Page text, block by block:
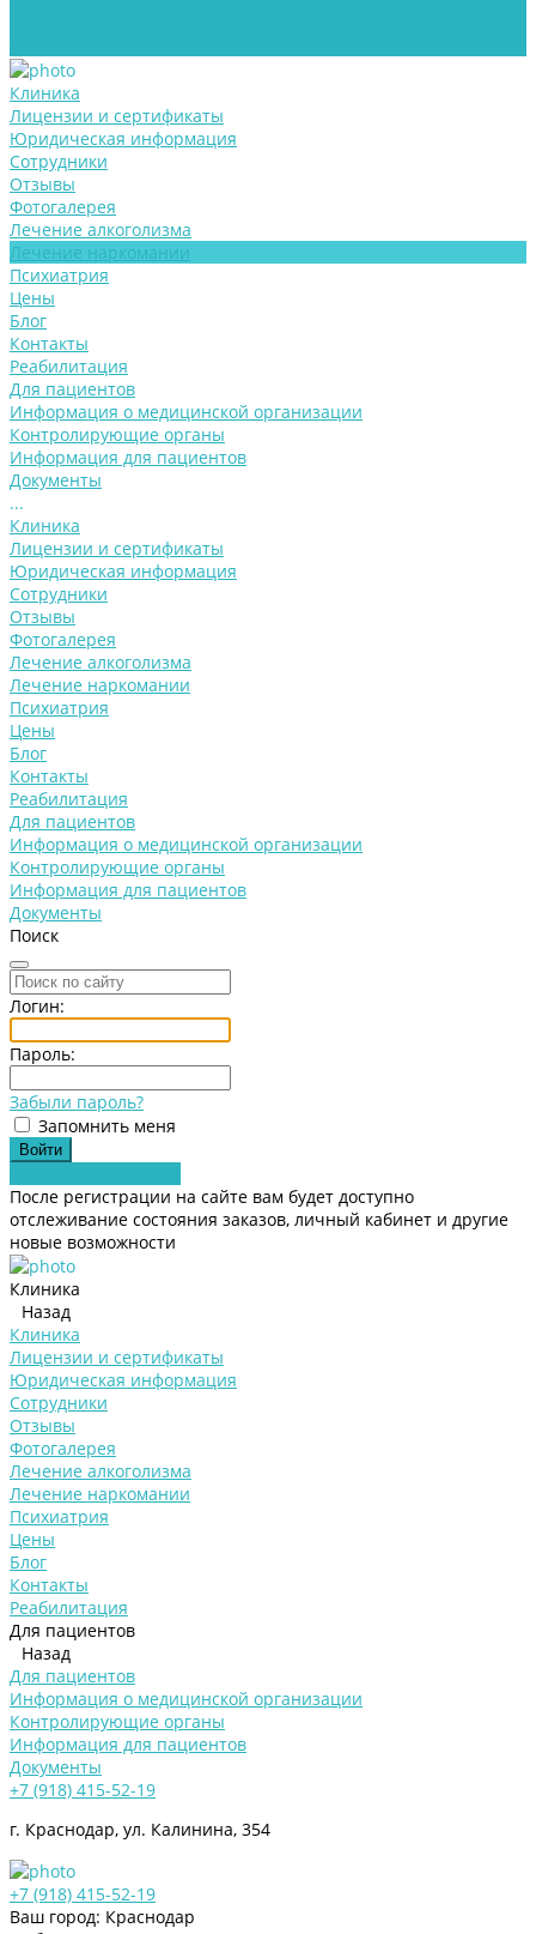
Клиника
Лицензии и сертификаты
Юридическая информация
Сотрудники
Отзывы
Фотогалерея
Лечение алкоголизма
Лечение наркомании
Психиатрия
Цены
Блог
Контакты
Реабилитация
Для пациентов
Информация о медицинской организации
Контролирующие органы
Информация для пациентов
Документы
...
Клиника
Лицензии и сертификаты
Юридическая информация
Сотрудники
Отзывы
Фотогалерея
Лечение алкоголизма
Лечение наркомании
Психиатрия
Цены
Блог
Контакты
Реабилитация
Для пациентов
Информация о медицинской организации
Контролирующие органы
Информация для пациентов
Документы
Поиск
Логин:
Пароль:
Забыли пароль?
Запомнить меня
После регистрации на сайте вам будет доступно
отслеживание состояния заказов, личный кабинет и другие
новые возможности
Клиника
Назад
Клиника
Лицензии и сертификаты
Юридическая информация
Сотрудники
Отзывы
Фотогалерея
Лечение алкоголизма
Лечение наркомании
Психиатрия
Цены
Блог
Контакты
Реабилитация
Для пациентов
Назад
Для пациентов
Информация о медицинской организации
Контролирующие органы
Информация для пациентов
Документы
+7 (918) 415-52-19
г. Краснодар, ул. Калинина, 354
+7 (918) 415-52-19
Ваш город: Краснодар